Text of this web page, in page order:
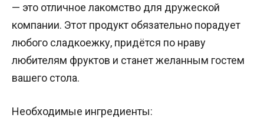
— это отличное лакомство для дружеской
компании. Этот продукт обязательно порадует
любого сладкоежку, придётся по нраву
любителям фруктов и станет желанным гостем
вашего стола.
Необходимые ингредиенты: